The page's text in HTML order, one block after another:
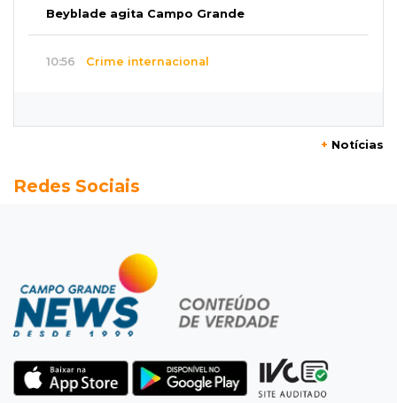
Beyblade agita Campo Grande
10:56 Crime internacional
MS já tem projetos em mercado de carbono
Licenciamento ambiental
Governador quer que Imasul assuma
licenciamento de rodovias da Rota da
Celulose
10:25 Dourados
Após brilhar na Copa LNF, goleiro do
+ Notícias
Redes Sociais